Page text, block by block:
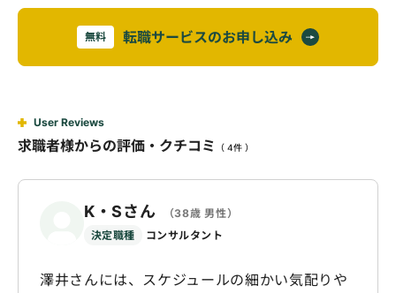
無料 転職サービスのお申し込み
User Reviews
求職者様からの評価・クチコミ （ 4件 ）
K・Sさん
（38歳 男性）
決定職種
コンサルタント
澤井さんには、スケジュールの細かい気配りや